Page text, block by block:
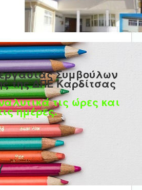
Συμβούλων
της ΔΠΕ Καρδίτσας
τις ώρες και
ημέρες.